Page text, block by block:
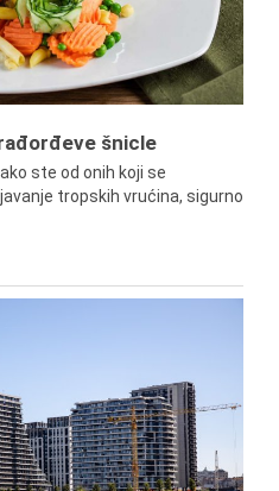
šnicle
ste od onih koji se
tropskih vrućina, sigurno